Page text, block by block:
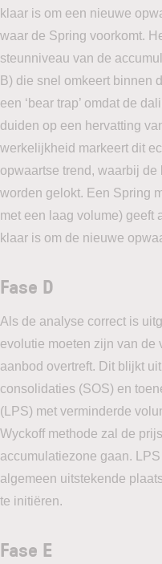
klaar is om een nieuwe
waar de Spring voorkomt.
steunniveau van de
B) die snel omkeert binnen
een ‘bear trap’ omdat de
duiden op een hervatting
werkelijkheid markeert dit
opwaartse trend, waarbij de
worden gelokt. Een Spring
met een laag volume) geeft
klaar is om de nieuwe
Fase D
Als de analyse correct is
evolutie moeten zijn van
aanbod overtreft. Dit blijkt
consolidaties (SOS) en
(LPS) met verminderde
Wyckoff methode zal de
accumulatiezone gaan.
algemeen uitstekende
te initiëren.
Fase E